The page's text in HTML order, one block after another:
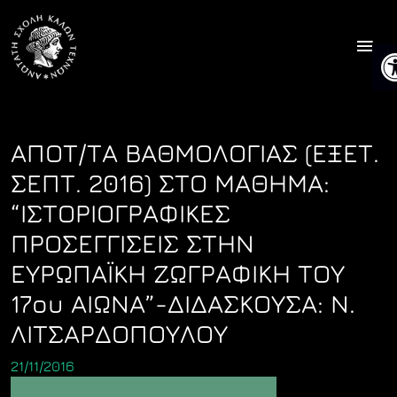
content
ΑΠΟΤ/ΤΑ ΒΑΘΜΟΛΟΓΙΑΣ (ΕΞΕΤ.
ΣΕΠΤ. 2016) ΣΤΟ ΜΑΘΗΜΑ:
“ΙΣΤΟΡΙΟΓΡΑΦΙΚΕΣ
ΠΡΟΣΕΓΓΙΣΕΙΣ ΣΤΗΝ
ΕΥΡΩΠΑΪΚΗ ΖΩΓΡΑΦΙΚΗ ΤΟΥ
17ου ΑΙΩΝΑ”-ΔΙΔΑΣΚΟΥΣΑ: Ν.
ΛΙΤΣΑΡΔΟΠΟΥΛΟΥ
21/11/2016